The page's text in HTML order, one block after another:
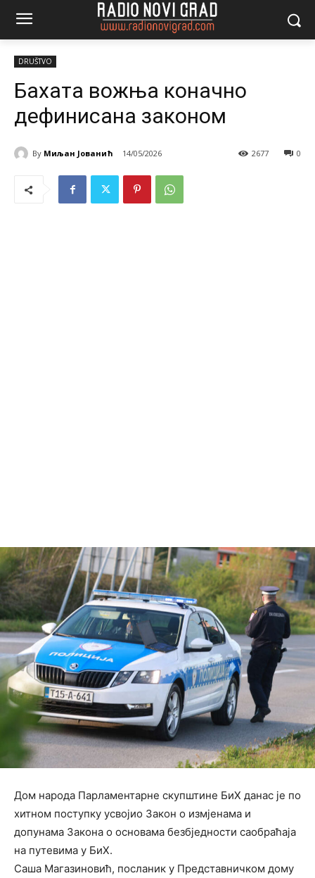
DRUŠTVO
Бахата вожња коначно
дефинисана законом
By Миљан Јованић 14/05/2026 0
2677
Дом народа Парламентарне скупштине БиХ данас је по
хитном поступку усвојио Закон о измјенама и
допунама Закона о основама безбједности саобраћаја
на путевима у БиХ.
Саша Магазиновић, посланик у Представничком дому